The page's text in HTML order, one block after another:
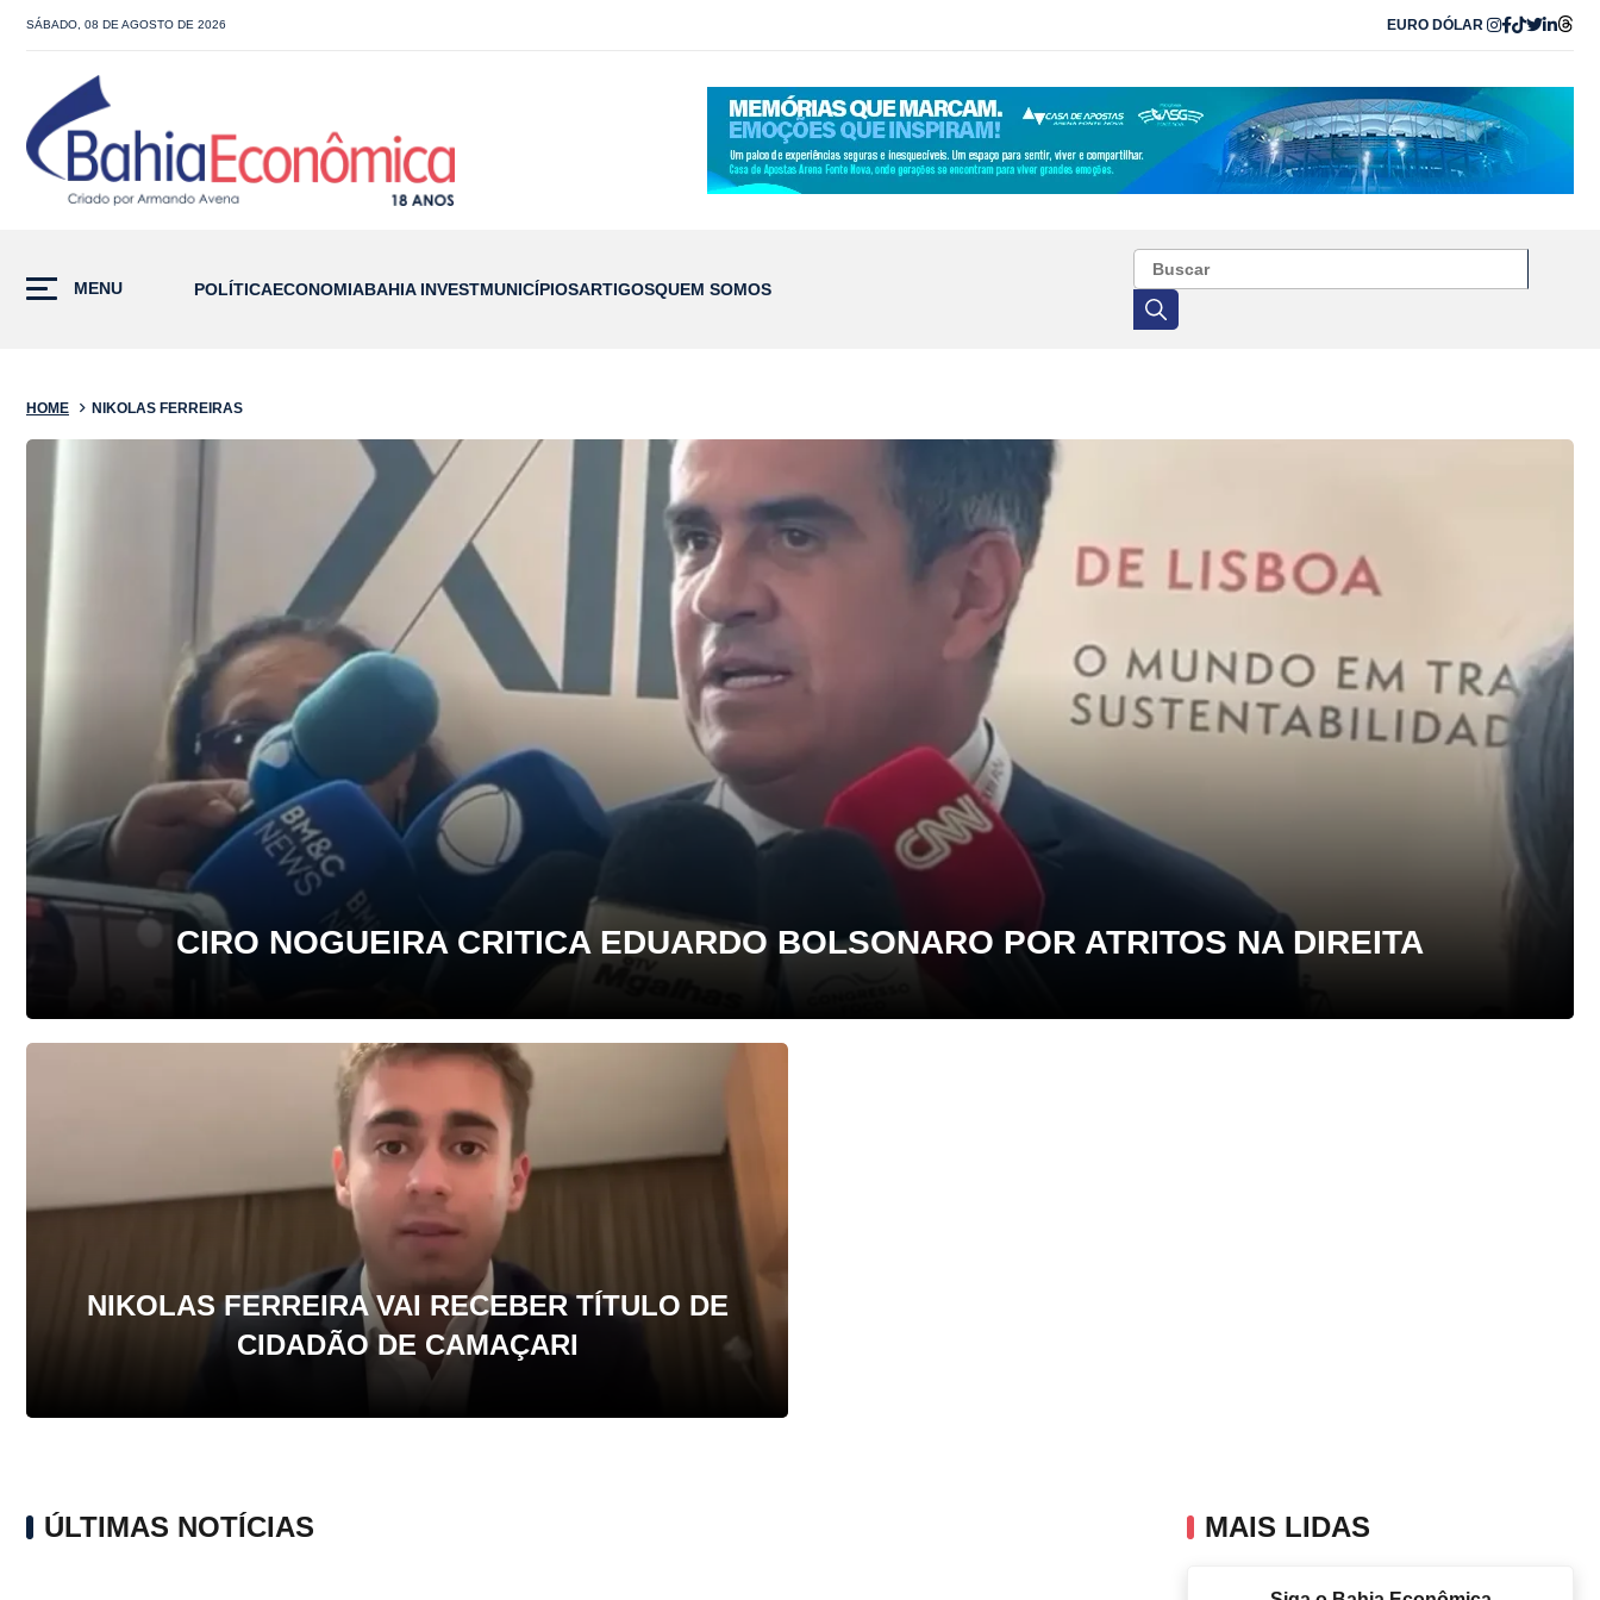
SÁBADO, 08 DE AGOSTO DE 2026 EURO DÓLAR
MENU POLÍTICAECONOMIABAHIA INVESTMUNICÍPIOSARTIGOSQUEM SOMOS
HOME NIKOLAS FERREIRAS
CIRO NOGUEIRA CRITICA EDUARDO BOLSONARO POR ATRITOS NA DIREITA
NIKOLAS FERREIRA VAI RECEBER TÍTULO DE
CIDADÃO DE CAMAÇARI
ÚLTIMAS NOTÍCIAS MAIS LIDAS